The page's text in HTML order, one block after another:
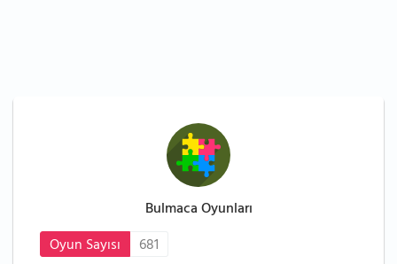
Bulmaca Oyunları
Oyun Sayısı
681